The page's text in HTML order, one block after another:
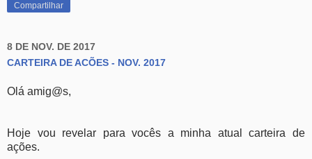
Compartilhar
8 DE NOV. DE 2017
CARTEIRA DE ACÕES - NOV. 2017
Olá amig@s,
Hoje vou revelar para vocês a minha atual carteira de
ações.